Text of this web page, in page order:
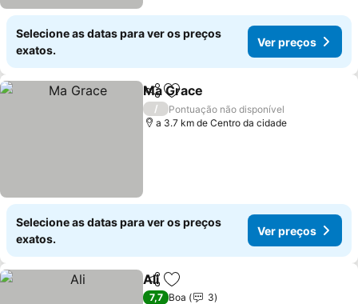
Selecione as datas para ver os preços
exatos.
Ver preços
PartilharAdicionar aos favoritos
Ma Grace
/
Pontuação não disponível
a 3.7 km de Centro da cidade
Selecione as datas para ver os preços
exatos.
Ver preços
PartilharAdicionar aos favoritos
Ali
7,7 Boa
3